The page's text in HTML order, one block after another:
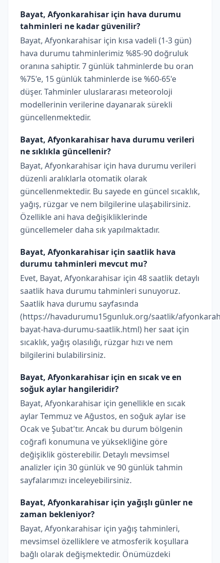
Bayat, Afyonkarahisar için hava durumu
tahminleri ne kadar güvenilir?
Bayat, Afyonkarahisar için kısa vadeli (1-3 gün)
hava durumu tahminlerimiz %85-90 doğruluk
oranına sahiptir. 7 günlük tahminlerde bu oran
%75'e, 15 günlük tahminlerde ise %60-65'e
düşer. Tahminler uluslararası meteoroloji
modellerinin verilerine dayanarak sürekli
güncellenmektedir.
Bayat, Afyonkarahisar hava durumu verileri
ne sıklıkla güncellenir?
Bayat, Afyonkarahisar için hava durumu verileri
düzenli aralıklarla otomatik olarak
güncellenmektedir. Bu sayede en güncel sıcaklık,
yağış, rüzgar ve nem bilgilerine ulaşabilirsiniz.
Özellikle ani hava değişikliklerinde
güncellemeler daha sık yapılmaktadır.
Bayat, Afyonkarahisar için saatlik hava
durumu tahminleri mevcut mu?
Evet, Bayat, Afyonkarahisar için 48 saatlik detaylı
saatlik hava durumu tahminleri sunuyoruz.
Saatlik hava durumu sayfasında
(https://havadurumu15gunluk.org/saatlik/
bayat-hava-durumu-saatlik.html) her saat için
sıcaklık, yağış olasılığı, rüzgar hızı ve nem
bilgilerini bulabilirsiniz.
Bayat, Afyonkarahisar için en sıcak ve en
soğuk aylar hangileridir?
Bayat, Afyonkarahisar için genellikle en sıcak
aylar Temmuz ve Ağustos, en soğuk aylar ise
Ocak ve Şubat'tır. Ancak bu durum bölgenin
coğrafi konumuna ve yüksekliğine göre
değişiklik gösterebilir. Detaylı mevsimsel
analizler için 30 günlük ve 90 günlük tahmin
sayfalarımızı inceleyebilirsiniz.
Bayat, Afyonkarahisar için yağışlı günler ne
zaman bekleniyor?
Bayat, Afyonkarahisar için yağış tahminleri,
mevsimsel özelliklere ve atmosferik koşullara
bağlı olarak değişmektedir. Önümüzdeki